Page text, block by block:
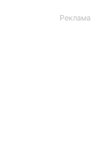
Реклама